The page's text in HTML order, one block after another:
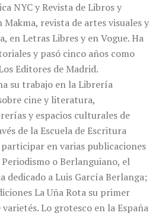
NYC y Revista de Libros y
revista de artes visuales y
en Letras Libres y en Vogue. Ha
y pasó cinco años como
Editores de Madrid.
su trabajo en la Librería
cine y literatura,
y espacios culturales de
de la Escuela de Escritura
en varias publicaciones
o Berlanguiano, el
dedicado a Luis García Berlanga;
La Uña Rota su primer
Lo grotesco en la España